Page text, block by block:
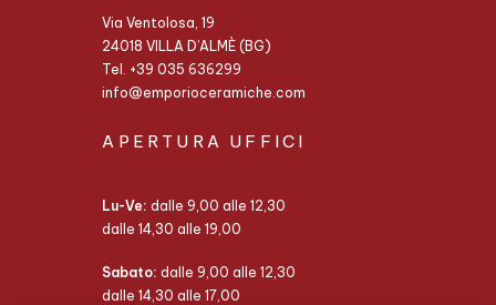
Contatti
Via Ventolosa, 19
24018 VILLA D’ALMÈ (BG)
Tel. +39 035 636299
info@emporioceramiche.com
APERTURA UFFICI
Lu-Ve: dalle 9,00 alle 12,30
dalle 14,30 alle 19,00
Sabato: dalle 9,00 alle 12,30
dalle 14,30 alle 17,00